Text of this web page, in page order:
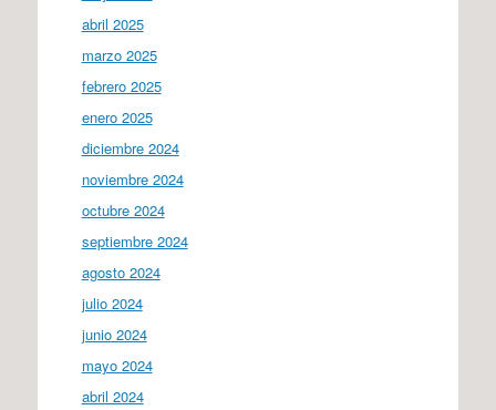
abril 2025
marzo 2025
febrero 2025
enero 2025
diciembre 2024
noviembre 2024
octubre 2024
septiembre 2024
agosto 2024
julio 2024
junio 2024
mayo 2024
abril 2024